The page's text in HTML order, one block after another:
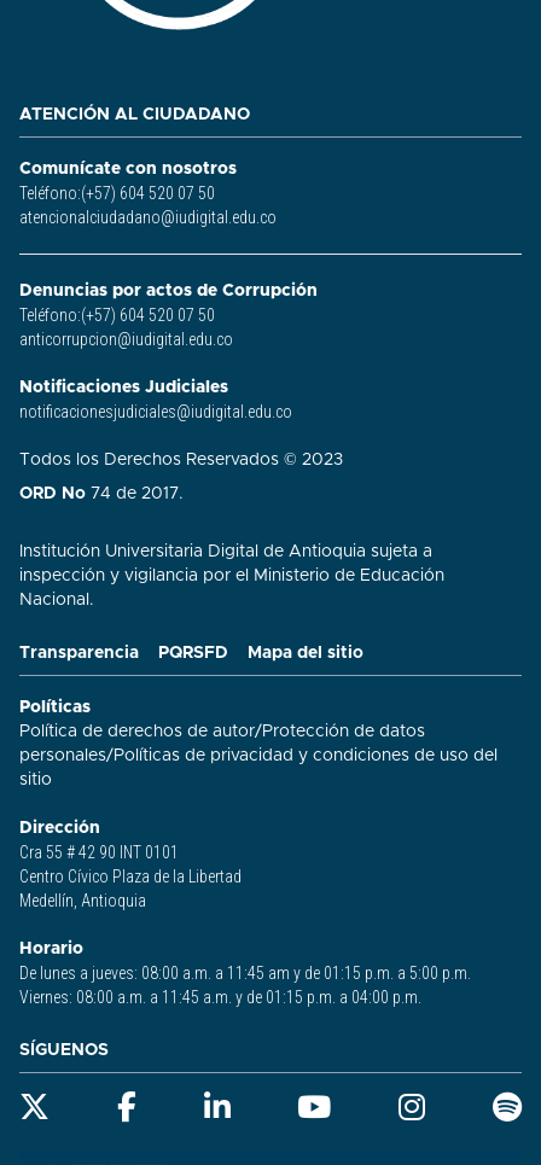
Transparencia PQRSFD Mapa del sitio
Políticas
Política de derechos de autor/ Protección de datos
personales/ Políticas de privacidad y condiciones de uso del
sitio​
Dirección
Cra 55 # 42 90 INT 0101
Centro Cívico Plaza de la Libertad
Medellín, Antioquia
Horario
De lunes a jueves: 08:00 a.m. a 11:45 am y de 01:15 p.m. a 5:00 p.m.
Viernes: 08:00 a.m. a 11:45 a.m. y de 01:15 p.m. a 04:00 p.m.
ATENCIÓN AL CIUDADANO
Comunícate con nosotros
Teléfono:(+57) 604 520 07 50
atencionalciudadano@iudigital.edu.co
Denuncias por actos de Corrupción
Teléfono:(+57) 604 520 07 50
anticorrupcion@iudigital.edu.co
Notificaciones Judiciales
notificacionesjudiciales@iudigital.edu.co
Todos los Derechos Reservados © 2023
ORD No 74 de 2017.
Institución Universitaria Digital de Antioquia sujeta a
inspección y vigilancia por el Ministerio de Educación
Nacional.
SÍGUENOS